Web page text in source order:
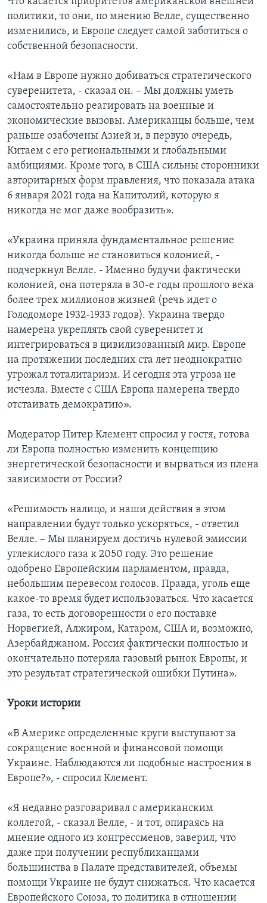
политики, то они, по мнению Велле, существенно
изменились, и Европе следует самой заботиться о
собственной безопасности.
«Нам в Европе нужно добиваться стратегического
суверенитета, - сказал он. – Мы должны уметь
самостоятельно реагировать на военные и
экономические вызовы. Американцы больше, чем
раньше озабочены Азией и, в первую очередь,
Китаем с его региональными и глобальными
амбициями. Кроме того, в США сильны сторонники
авторитарных форм правления, что показала атака
6 января 2021 года на Капитолий, которую я
никогда не мог даже вообразить».
«Украина приняла фундаментальное решение
никогда больше не становиться колонией, -
подчеркнул Велле. - Именно будучи фактически
колонией, она потеряла в 30-е годы прошлого века
более трех миллионов жизней (речь идет о
Голодоморе 1932-1933 годов). Украина твердо
намерена укреплять свой суверенитет и
интегрироваться в цивилизованный мир. Европе
на протяжении последних ста лет неоднократно
угрожал тоталитаризм. И сегодня эта угроза не
исчезла. Вместе с США Европа намерена твердо
отстаивать демократию».
Модератор Питер Клемент спросил у гостя, готова
ли Европа полностью изменить концепцию
энергетической безопасности и вырваться из плена
зависимости от России?
«Решимость налицо, и наши действия в этом
направлении будут только ускоряться, - ответил
Велле. – Мы планируем достичь нулевой эмиссии
углекислого газа к 2050 году. Это решение
одобрено Европейским парламентом, правда,
небольшим перевесом голосов. Правда, уголь еще
какое-то время будет использоваться. Что касается
газа, то есть договоренности о его поставке
Норвегией, Алжиром, Катаром, США и, возможно,
Азербайджаном. Россия фактически полностью и
окончательно потеряла газовый рынок Европы, и
это результат стратегической ошибки Путина».
Уроки истории
«В Америке определенные круги выступают за
сокращение военной и финансовой помощи
Украине. Наблюдаются ли подобные настроения в
Европе?», - спросил Клемент.
«Я недавно разговаривал с американским
коллегой, - сказал Велле, - и тот, опираясь на
мнение одного из конгрессменов, заверил, что
даже при получении республиканцами
большинства в Палате представителей, объемы
помощи Украине не будут снижаться. Что касается
Европейского Союза, то политика в отношении